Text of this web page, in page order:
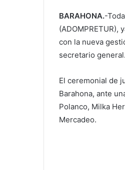
BARAHONA.-
(ADOMPRETUR),
con la nueva
secretario general.
El ceremonial de
Barahona, ante
Polanco, Milka
Mercadeo.